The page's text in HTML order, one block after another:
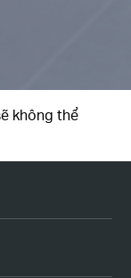
không thể